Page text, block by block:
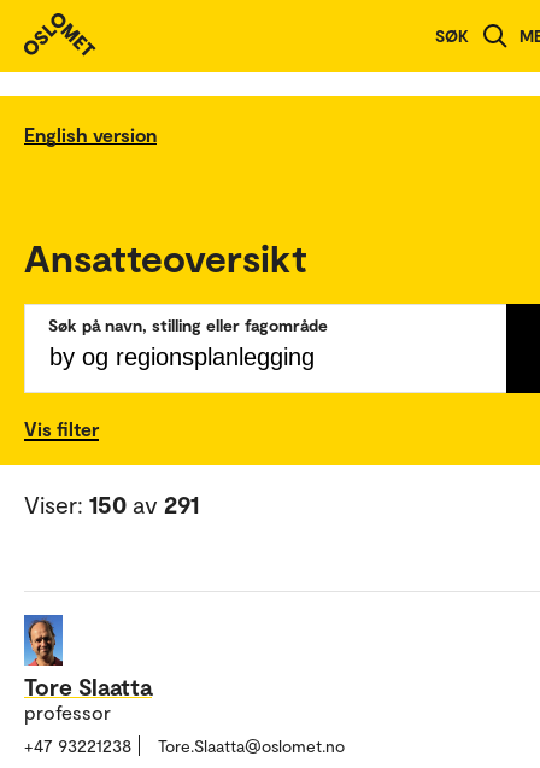
SØK
English version
Ansatteoversikt
Søk på navn, stilling eller fagområde
Vis filter
Viser: 150 av 291
Tore Slaatta
professor
+47 93221238 Tore.Slaatta@oslomet.no